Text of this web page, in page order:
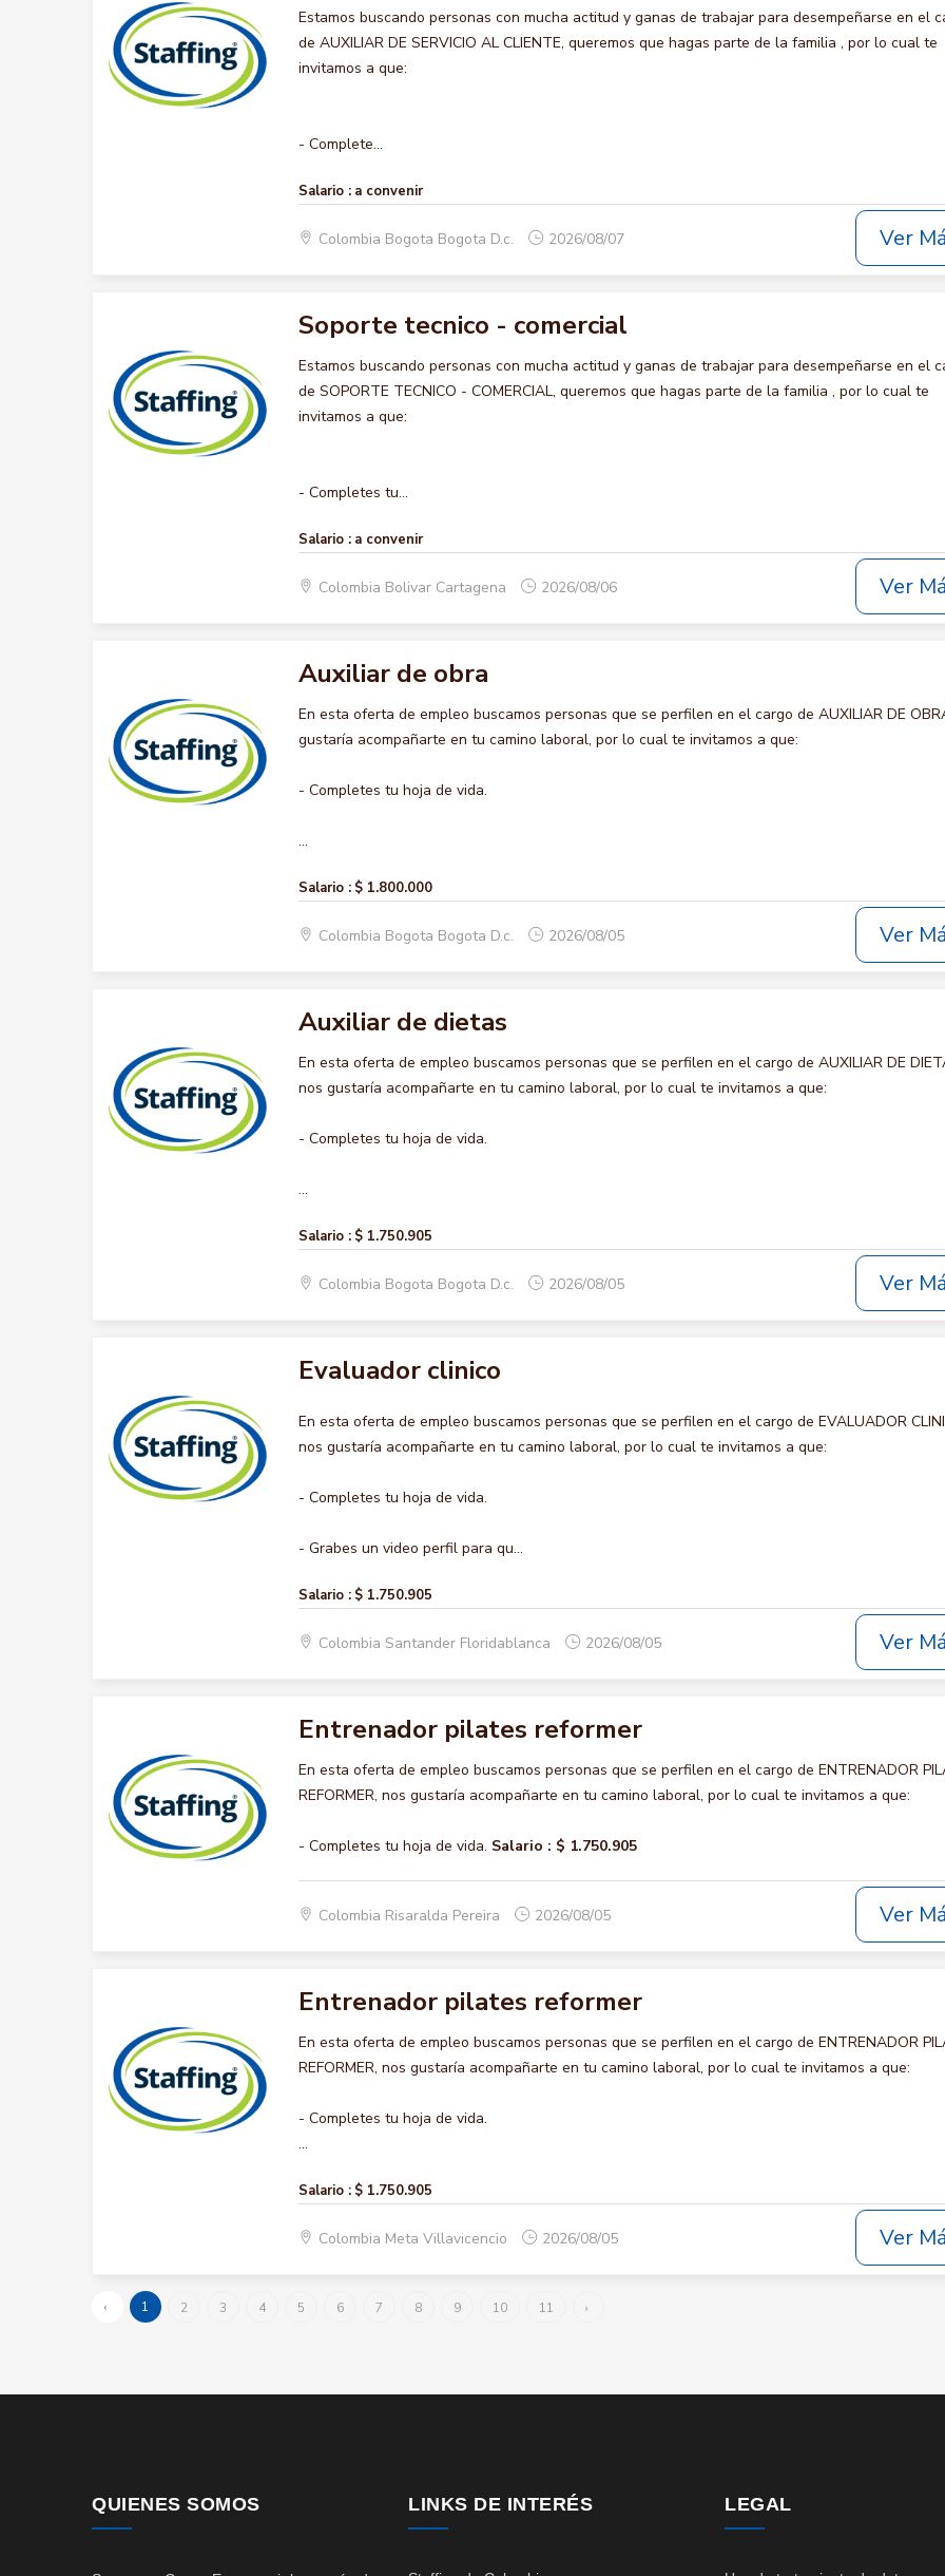
Estamos buscando personas con mucha actitud y ganas de trabajar para desempeñarse en el
de AUXILIAR DE SERVICIO AL CLIENTE, queremos que hagas parte de la familia , por lo cual te
invitamos a que:
- Complete...
Salario : a convenir
Colombia Bogota Bogota D.c. 2026/08/07 Ver
Soporte tecnico - comercial
Estamos buscando personas con mucha actitud y ganas de trabajar para desempeñarse en el
de SOPORTE TECNICO - COMERCIAL, queremos que hagas parte de la familia , por lo cual te
invitamos a que:
- Completes tu...
Salario : a convenir
Colombia Bolivar Cartagena 2026/08/06 Ver
Auxiliar de obra
En esta oferta de empleo buscamos personas que se perfilen en el cargo de AUXILIAR DE
gustaría acompañarte en tu camino laboral, por lo cual te invitamos a que:
- Completes tu hoja de vida.
...
Salario : $ 1.800.000
Colombia Bogota Bogota D.c. 2026/08/05 Ver
Auxiliar de dietas
En esta oferta de empleo buscamos personas que se perfilen en el cargo de AUXILIAR DE
nos gustaría acompañarte en tu camino laboral, por lo cual te invitamos a que:
- Completes tu hoja de vida.
...
Salario : $ 1.750.905
Colombia Bogota Bogota D.c. 2026/08/05 Ver
Evaluador clinico
En esta oferta de empleo buscamos personas que se perfilen en el cargo de EVALUADOR
nos gustaría acompañarte en tu camino laboral, por lo cual te invitamos a que:
- Completes tu hoja de vida.
- Grabes un video perfil para qu...
Salario : $ 1.750.905
Colombia Santander Floridablanca 2026/08/05 Ver
Entrenador pilates reformer
En esta oferta de empleo buscamos personas que se perfilen en el cargo de ENTRENADOR
REFORMER, nos gustaría acompañarte en tu camino laboral, por lo cual te invitamos a que:
- Completes tu hoja de vida. Salario : $ 1.750.905
Colombia Risaralda Pereira 2026/08/05 Ver
Entrenador pilates reformer
En esta oferta de empleo buscamos personas que se perfilen en el cargo de ENTRENADOR
REFORMER, nos gustaría acompañarte en tu camino laboral, por lo cual te invitamos a que:
- Completes tu hoja de vida.
...
Salario : $ 1.750.905
Colombia Meta Villavicencio 2026/08/05 Ver
‹ 1 2 3 4 5 6 7 8 9 10 11 ›
QUIENES SOMOS LINKS DE INTERÉS LEGAL